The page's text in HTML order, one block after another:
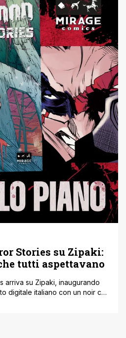
Stories su Zipaki:
tutti aspettavano
arriva su Zipaki, inaugurando
digitale italiano con un noir che